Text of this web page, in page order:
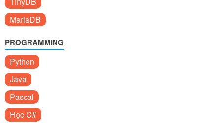
MariaDB
PROGRAMMING
Python
Java
Pascal
Học C#